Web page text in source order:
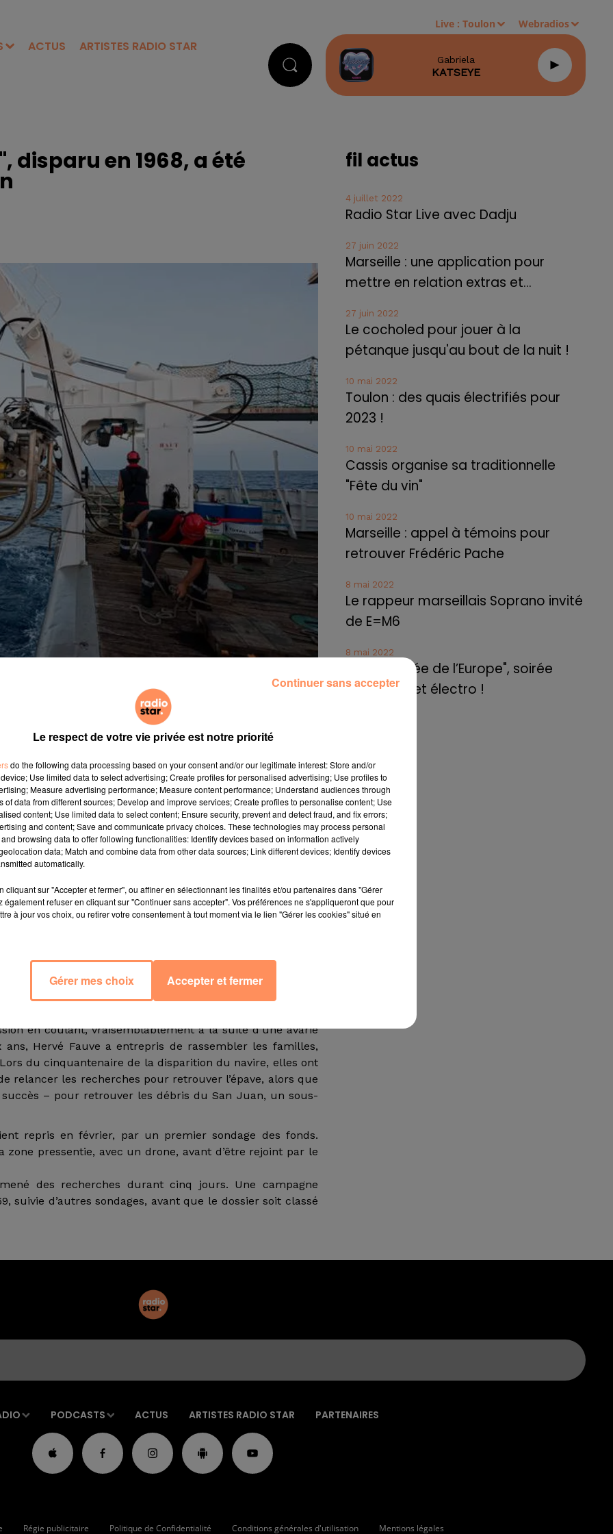
ACTUS ARTISTES RADIO STAR
Live :Toulon Webradios
Gabriela
KATSEYE
disparu en 1968, a été
les familles des marins disparus, la nouvelle est enfin
lundi 22 juillet que le sous-marin la Minerve, disparu
deux membres d’équipage, avait été retrouvé.
Je pense aux familles qui ont attendu ce moment si
AsterX. C’est en effet le Seabed Constructor, un navire
de drones, qui a repéré, dimanche 21 juillet dans
à l’ouest du cap Sicié. Le Seabed Constructor avait, fin
au large des côtes de l’Argentine.
profondeur dans une zone sans sédimentation, a été
L’identification a pu être réalisée formellement :
nom, "MIN". C’est grâce aux calculs du Commissariat à
être affinée, un peu plus à l’ouest que celle pressentie
faits entre 1968 et 1970 après le naufrage, qu’il s’agisse
aussitôt, de l’ébranlement sismique enregistré, ou
En croisant les marges d’erreurs, une nouvelle zone de
en coulant, vraisemblablement à la suite d’une avarie
Hervé Fauve a entrepris de rassembler les familles,
du cinquantenaire de la disparition du navire, elles ont
relancer les recherches pour retrouver l’épave, alors que
succès – pour retrouver les débris du San Juan, un sous-
repris en février, par un premier sondage des fonds.
pressentie, avec un drone, avant d’être rejoint par le
des recherches durant cinq jours. Une campagne
d’autres sondages, avant que le dossier soit classé
fil actus
4 juillet 2022
Radio Star Live avec Dadju
27 juin 2022
Marseille : une application pour
mettre en relation extras et...
27 juin 2022
Le cocholed pour jouer à la
pétanque jusqu'au bout de la nuit !
10 mai 2022
Toulon : des quais électrifiés pour
2023 !
10 mai 2022
Cassis organise sa traditionnelle
"Fête du vin"
10 mai 2022
Marseille : appel à témoins pour
retrouver Frédéric Pache
8 mai 2022
Le rappeur marseillais Soprano invité
de E=M6
8 mai 2022
Aix : "Journée de l’Europe", soirée
danse et set électro !
PODCASTS ACTUS ARTISTES RADIO STAR PARTENAIRES
Régie publicitaire Politique de Confidentialité Conditions générales d'utilisation Mentions légales
Le respect de votre vie privée est notre priorité
do the following data processing based on your consent and/or our legitimate interest: Store and/or
Use limited data to select advertising; Create profiles for personalised advertising; Use profiles to
Measure advertising performance; Measure content performance; Understand audiences through
of data from different sources; Develop and improve services; Create profiles to personalise content; Use
content; Use limited data to select content; Ensure security, prevent and detect fraud, and fix errors;
and content; Save and communicate privacy choices. These technologies may process personal
browsing data to offer following functionalities: Identify devices based on information actively
data; Match and combine data from other data sources; Link different devices; Identify devices
automatically.
cliquant sur "Accepter et fermer", ou affiner en sélectionnant les finalités et/ou partenaires dans "Gérer
également refuser en cliquant sur "Continuer sans accepter". Vos préférences ne s'appliqueront que pour
à jour vos choix, ou retirer votre consentement à tout moment via le lien "Gérer les cookies" situé en
Gérer mes choix Accepter et fermer
Continuer sans accepter